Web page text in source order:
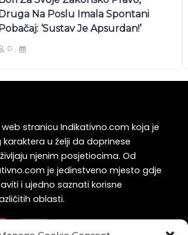
Druga Na Poslu Imala Spontani
Pobačaj: ‘Sustav Je Apsurdan!’
D
stranicu Indikativno.com koja je
u želji da doprinese
njenim posjetiocima. Od
je jedinstveno mjesto gdje
i ujedno saznati korisne
oblasti.
I